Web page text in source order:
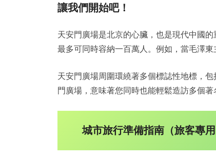
讓我們開始吧！
天安門廣場是北京的心臟，也是現代中國
最多可同時容納一百萬人。例如，當毛澤
天安門廣場周圍環繞著多個標誌性地標，
門廣場，意味著您同時也能輕鬆造訪多個
城市旅行準備指南（旅客專用